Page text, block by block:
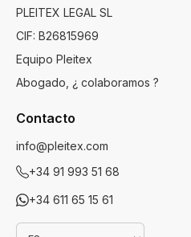
PLEITEX LEGAL SL
CIF: B26815969
Equipo Pleitex
Abogado, ¿ colaboramos ?
Contacto
info@pleitex.com
+34 91 993 51 68
+34 611 65 15 61
Idioma